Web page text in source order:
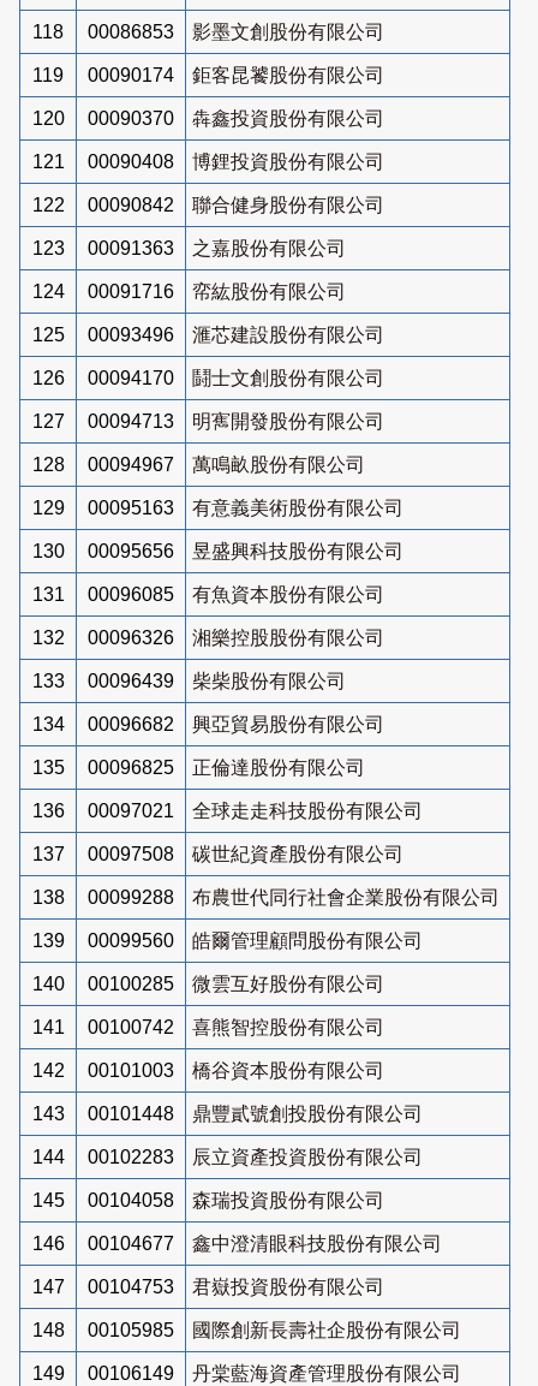
118 00086853 影墨文創股份有限公司
119 00090174 鉅客昆饕股份有限公司
120 00090370 犇鑫投資股份有限公司
121 00090408 博鋰投資股份有限公司
122 00090842 聯合健身股份有限公司
123 00091363 之嘉股份有限公司
124 00091716 帟紘股份有限公司
125 00093496 滙芯建設股份有限公司
126 00094170 鬪士文創股份有限公司
127 00094713 明寯開發股份有限公司
128 00094967 萬鳴畝股份有限公司
129 00095163 有意義美術股份有限公司
130 00095656 昱盛興科技股份有限公司
131 00096085 有魚資本股份有限公司
132 00096326 湘樂控股股份有限公司
133 00096439 柴柴股份有限公司
134 00096682 興亞貿易股份有限公司
135 00096825 正倫達股份有限公司
136 00097021 全球走走科技股份有限公司
137 00097508 碳世紀資產股份有限公司
138 00099288 布農世代同行社會企業股份有限公司
139 00099560 皓爾管理顧問股份有限公司
140 00100285 微雲互好股份有限公司
141 00100742 喜熊智控股份有限公司
142 00101003 橋谷資本股份有限公司
143 00101448 鼎豐貳號創投股份有限公司
144 00102283 辰立資產投資股份有限公司
145 00104058 森瑞投資股份有限公司
146 00104677 鑫中澄清眼科技股份有限公司
147 00104753 君嶽投資股份有限公司
148 00105985 國際創新長壽社企股份有限公司
149 00106149 丹棠藍海資產管理股份有限公司